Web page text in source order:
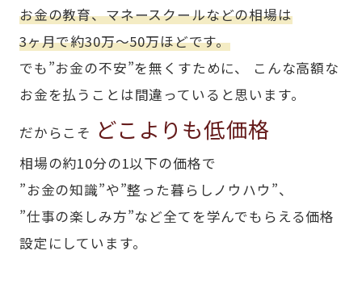
お金の教育、マネースクールなどの相場は
3ヶ月で約30万〜50万ほどです。
でも”お金の不安”を無くすために、
こんな高額な
お金を払うことは間違っていると思います。
だからこそ どこよりも低価格
相場の約10分の1以下の価格で
”お金の知識”や”整った暮らしノウハウ”、
”仕事の楽しみ方”など全てを学んでもらえる価格
設定にしています。